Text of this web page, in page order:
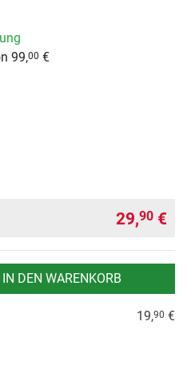
99,00 €
29,90 €
IN DEN WARENKORB
19,90 €